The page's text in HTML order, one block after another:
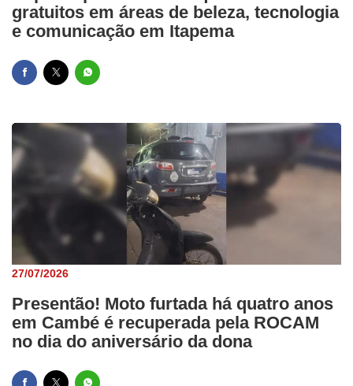
gratuitos em áreas de beleza, tecnologia
e comunicação em Itapema
27/07/2026
Presentão! Moto furtada há quatro anos
em Cambé é recuperada pela ROCAM
no dia do aniversário da dona